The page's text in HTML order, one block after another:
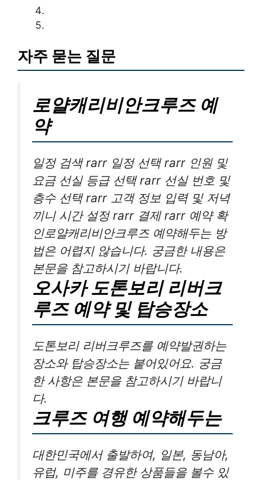
자주 묻는 질문
로얄캐리비안크루즈 예
약
일정 검색 rarr 일정 선택 rarr 인원 및
요금 선실 등급 선택 rarr 선실 번호 및
층수 선택 rarr 고객 정보 입력 및 저녁
끼니 시간 설정 rarr 결제 rarr 예약 확
인로얄캐리비안크루즈 예약해두는 방
법은 어렵지 않습니다. 궁금한 내용은
본문을 참고하시기 바랍니다.
오사카 도톤보리 리버크
루즈 예약 및 탑승장소
도톤보리 리버크루즈를 예약발권하는
장소와 탑승장소는 붙어있어요. 궁금
한 사항은 본문을 참고하시기 바랍니
다.
크루즈 여행 예약해두는
대한민국에서 출발하여, 일본, 동남아,
유럽, 미주를 경유한 상품들을 볼수 있